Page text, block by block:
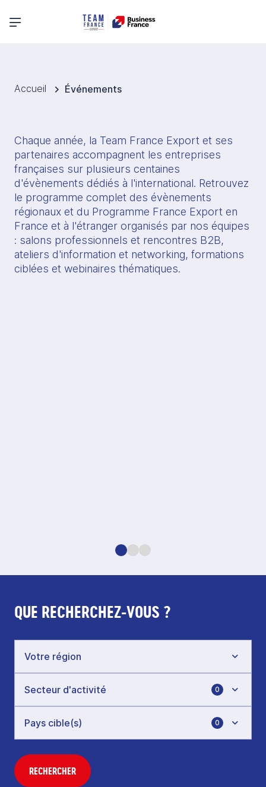
Menu principal
Accueil Événements
Chaque année, la Team France Export et ses
partenaires accompagnent les entreprises
françaises sur plusieurs centaines
d'évènements dédiés à l'international. Retrouvez
le programme complet des évènements
régionaux et du Programme France Export en
France et à l'étranger organisés par nos équipes
: salons professionnels et rencontres B2B,
ateliers d'information et networking, formations
ciblées et webinaires thématiques.
QUE RECHERCHEZ-VOUS ?
0
0
RECHERCHER